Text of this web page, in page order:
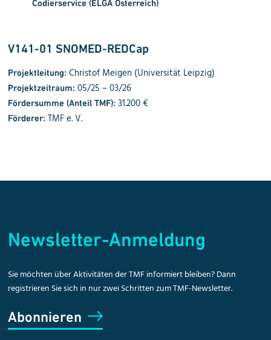
Codierservice (ELGA Österreich)
V141-01 SNOMED-REDCap
Projektleitung:Christof Meigen (Universität Leipzig)
Projektzeitraum: 05/25 –03/26
Fördersumme (Anteil TMF): 31.200 €
Förderer: TMF e. V.
Newsletter-Anmeldung
Sie möchten über Aktivitäten der TMF informiert bleiben? Dann
registrieren Sie sich in nur zwei Schritten zum TMF-Newsletter.
Abonnieren